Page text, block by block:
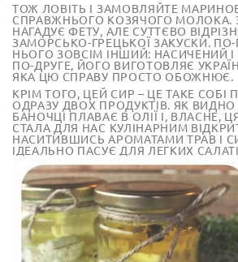
ТОЖ ЛОВІТЬ І ЗАМОВЛЯЙТЕ
СПРАВЖНЬОГО КОЗЯЧОГО МОЛОКА.
НАГАДУЄ ФЕТУ, АЛЕ СУТТЄВО
ЗАМОРСЬКО-ГРЕЦЬКОЇ ЗАКУСКИ.
НЬОГО ЗОВСІМ ІНШИЙ: НАСИЧЕНИЙ І
ПО-ДРУГЕ, ЙОГО ВИГОТОВЛЯЄ
ЯКА ЦЮ СПРАВУ ПРОСТО ОБОЖНЮЄ.
КРІМ ТОГО, ЦЕЙ СИР – ЦЕ ТАКЕ СОБІ
ОДРАЗУ ДВОХ ПРОДУКТІВ. ЯК
БАНОЧЦІ ПЛАВАЄ В ОЛІЇ І, ВЛАСНЕ,
СТАЛА ДЛЯ НАС КУЛІНАРНИМ
НАСИТИВШИСЬ АРОМАТАМИ ТРАВ І
ІДЕАЛЬНО ПАСУЄ ДЛЯ ЛЕГКИХ